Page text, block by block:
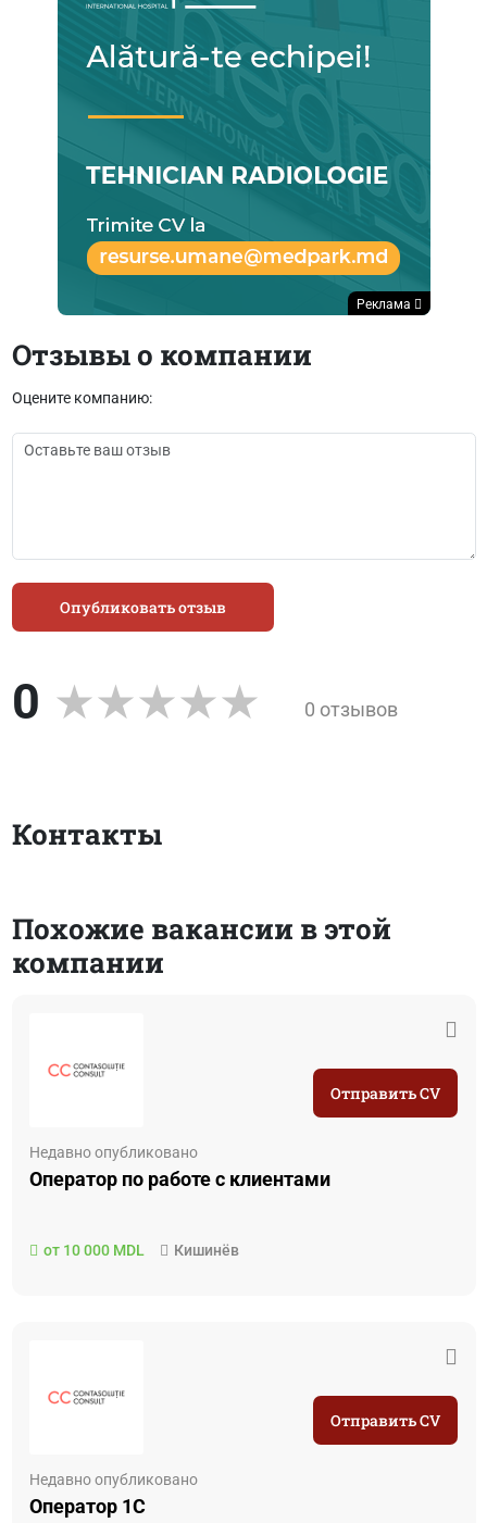
Реклама
Отзывы о компании
Оцените компанию:
Опубликовать отзыв
0 0 отзывов
Контакты
Похожие вакансии в этой
компании
Недавно опубликовано
Оператор по работе с клиентами
от 10 000 MDL Кишинёв
Отправить CV
Недавно опубликовано
Оператор 1С
Отправить CV